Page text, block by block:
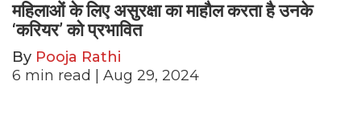
महिलाओं के लिए असुरक्षा का माहौल करता है उनके
‘करियर’ को प्रभावित
By Pooja Rathi
6 min read | Aug 29, 2024